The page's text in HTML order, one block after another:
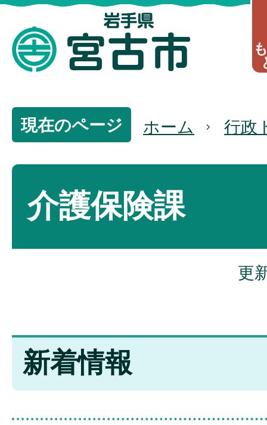
現在のページ ホーム 行政
介護保険課
更
新着情報